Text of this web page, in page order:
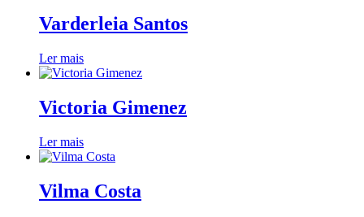
Varderleia Santos
Ler mais
Victoria Gimenez
Ler mais
Vilma Costa